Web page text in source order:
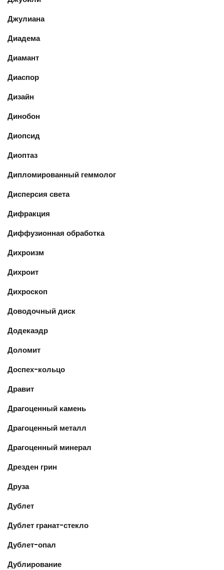
Джулиана
Диадема
Диамант
Диаспор
Дизайн
Динобон
Диопсид
Диоптаз
Дипломированный геммолог
Дисперсия света
Дифракция
Диффузионная обработка
Дихроизм
Дихроит
Дихроскоп
Доводочный диск
Додекаэдр
Доломит
Доспех-кольцо
Дравит
Драгоценный камень
Драгоценный металл
Драгоценный минерал
Дрезден грин
Друза
Дублет
Дублет гранат-стекло
Дублет-опал
Дублирование